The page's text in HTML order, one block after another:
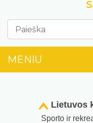
MENIU
Lietuvos
Sporto ir